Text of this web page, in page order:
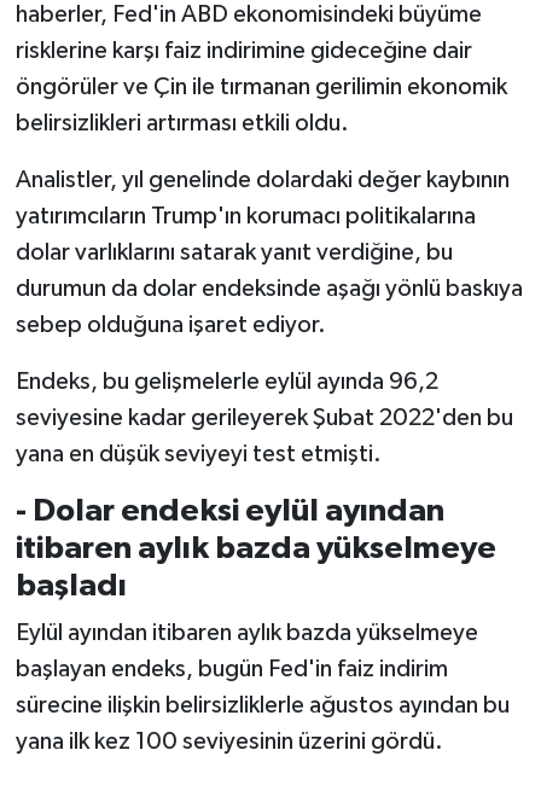
haberler, Fed'in ABD ekonomisindeki büyüme
risklerine karşı faiz indirimine gideceğine dair
öngörüler ve Çin ile tırmanan gerilimin ekonomik
belirsizlikleri artırması etkili oldu.
Analistler, yıl genelinde dolardaki değer kaybının
yatırımcıların Trump'ın korumacı politikalarına
dolar varlıklarını satarak yanıt verdiğine, bu
durumun da dolar endeksinde aşağı yönlü baskıya
sebep olduğuna işaret ediyor.
Endeks, bu gelişmelerle eylül ayında 96,2
seviyesine kadar gerileyerek Şubat 2022'den bu
yana en düşük seviyeyi test etmişti.
- Dolar endeksi eylül ayından
itibaren aylık bazda yükselmeye
başladı
Eylül ayından itibaren aylık bazda yükselmeye
başlayan endeks, bugün Fed'in faiz indirim
sürecine ilişkin belirsizliklerle ağustos ayından bu
yana ilk kez 100 seviyesinin üzerini gördü.